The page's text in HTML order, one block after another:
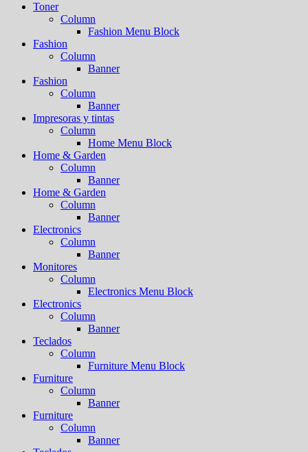
Toner
Column
Fashion Menu Block
Fashion
Column
Banner
Fashion
Column
Banner
Impresoras y tintas
Column
Home Menu Block
Home & Garden
Column
Banner
Home & Garden
Column
Banner
Electronics
Column
Banner
Monitores
Column
Electronics Menu Block
Electronics
Column
Banner
Teclados
Column
Furniture Menu Block
Furniture
Column
Banner
Furniture
Column
Banner